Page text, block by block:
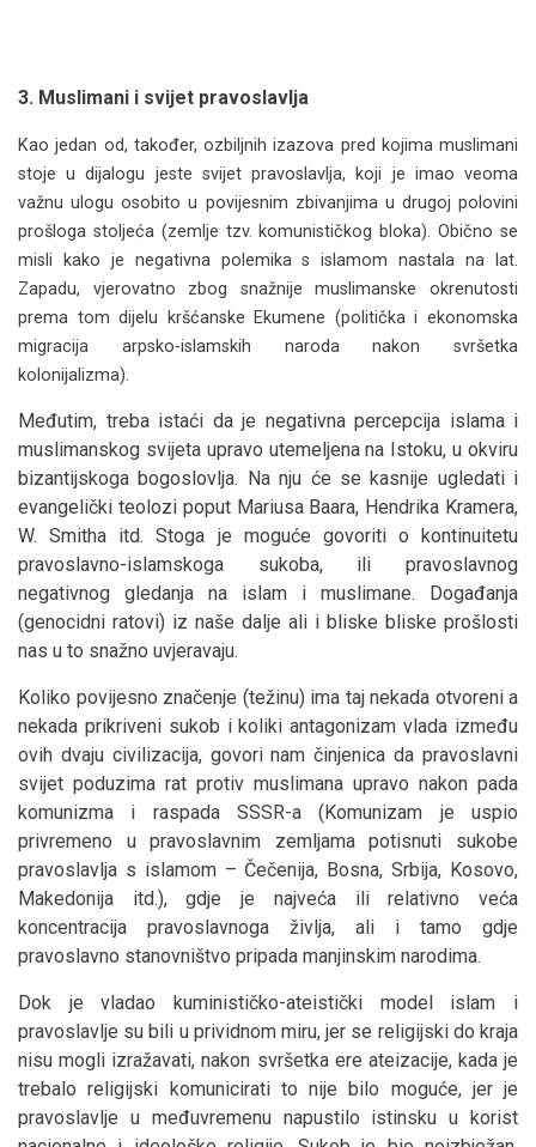
3. Muslimani i svijet pravoslavlja
Kao jedan od, također, ozbiljnih izazova pred kojima muslimani
stoje u dijalogu jeste svijet pravoslavlja, koji je imao veoma
važnu ulogu osobito u povijesnim zbivanjima u drugoj polovini
prošloga stoljeća (zemlje tzv. komunističkog bloka). Obično se
misli kako je negativna polemika s islamom nastala na lat.
Zapadu, vjerovatno zbog snažnije muslimanske okrenutosti
prema tom dijelu kršćanske Ekumene (politička i ekonomska
migracija arpsko-islamskih naroda nakon svršetka
kolonijalizma).
Međutim, treba istaći da je negativna percepcija islama i
muslimanskog svijeta upravo utemeljena na Istoku, u okviru
bizantijskoga bogoslovlja. Na nju će se kasnije ugledati i
evangelički teolozi poput Mariusa Baara, Hendrika Kramera,
W. Smitha itd. Stoga je moguće govoriti o kontinuitetu
pravoslavno-islamskoga sukoba, ili pravoslavnog
negativnog gledanja na islam i muslimane. Događanja
(genocidni ratovi) iz naše dalje ali i bliske bliske prošlosti
nas u to snažno uvjeravaju.
Koliko povijesno značenje (težinu) ima taj nekada otvoreni a
nekada prikriveni sukob i koliki antagonizam vlada između
ovih dvaju civilizacija, govori nam činjenica da pravoslavni
svijet poduzima rat protiv muslimana upravo nakon pada
komunizma i raspada SSSR-a (Komunizam je uspio
privremeno u pravoslavnim zemljama potisnuti sukobe
pravoslavlja s islamom – Čečenija, Bosna, Srbija, Kosovo,
Makedonija itd.), gdje je najveća ili relativno veća
koncentracija pravoslavnoga življa, ali i tamo gdje
pravoslavno stanovništvo pripada manjinskim narodima.
Dok je vladao kuminističko-ateistički model islam i
pravoslavlje su bili u prividnom miru, jer se religijski do kraja
nisu mogli izražavati, nakon svršetka ere ateizacije, kada je
trebalo religijski komunicirati to nije bilo moguće, jer je
pravoslavlje u međuvremenu napustilo istinsku u korist